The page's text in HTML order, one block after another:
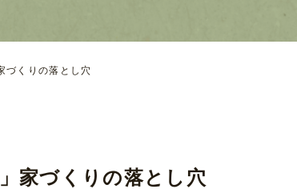
づくりの落とし穴
家づくりの落とし穴